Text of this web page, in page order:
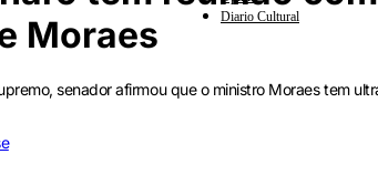
Diario Cultural
Moraes
senador afirmou que o ministro Moraes tem